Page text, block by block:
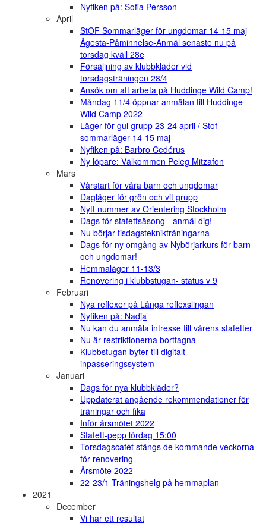
Nyfiken på: Sofia Persson
April
StOF Sommarläger för ungdomar 14-15 maj
Ågesta-Påminnelse-Anmäl senaste nu på
torsdag kväll 28e
Försäljning av klubbkläder vid
torsdagsträningen 28/4
Ansök om att arbeta på Huddinge Wild Camp!
Måndag 11/4 öppnar anmälan till Huddinge
Wild Camp 2022
Läger för gul grupp 23-24 april / Stof
sommarläger 14-15 maj
Nyfiken på: Barbro Cedérus
Ny löpare: Välkommen Peleg Mitzafon
Mars
Vårstart för våra barn och ungdomar
Dagläger för grön och vit grupp
Nytt nummer av Orientering Stockholm
Dags för stafettsäsong - anmäl dig!
Nu börjar tisdagsteknikträningarna
Dags för ny omgång av Nybörjarkurs för barn
och ungdomar!
Hemmaläger 11-13/3
Renovering i klubbstugan- status v 9
Februari
Nya reflexer på Långa reflexslingan
Nyfiken på: Nadja
Nu kan du anmäla intresse till vårens stafetter
Nu är restriktionerna borttagna
Klubbstugan byter till digitalt
inpasseringssystem
Januari
Dags för nya klubbkläder?
Uppdaterat angående rekommendationer för
träningar och fika
Inför årsmötet 2022
Stafett-pepp lördag 15:00
Torsdagscafét stängs de kommande veckorna
för renovering
Årsmöte 2022
22-23/1 Träningshelg på hemmaplan
2021
December
Vi har ett resultat